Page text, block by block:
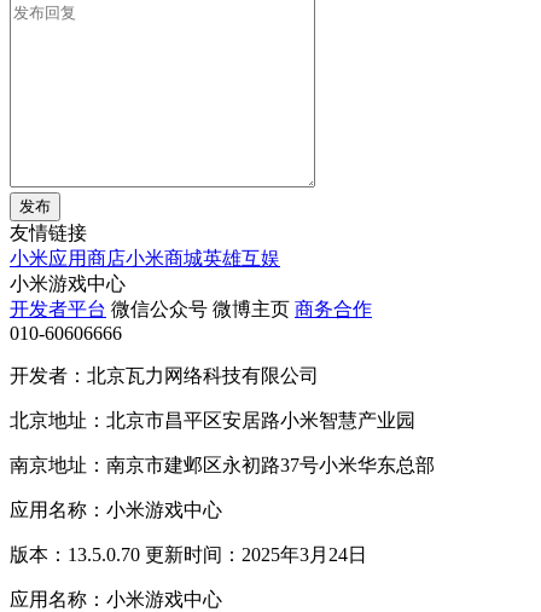
发布
友情链接
小米应用商店小米商城英雄互娱
小米游戏中心
开发者平台 微信公众号 微博主页 商务合作
010-60606666
开发者：北京瓦力网络科技有限公司
北京地址：北京市昌平区安居路小米智慧产业园
南京地址：南京市建邺区永初路37号小米华东总部
应用名称：小米游戏中心
版本：13.5.0.70 更新时间：2025年3月24日
应用名称：小米游戏中心